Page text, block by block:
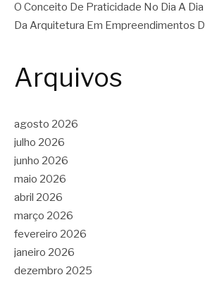
O Conceito De Praticidade No Dia A
Da Arquitetura Em Empreendimentos
Arquivos
agosto 2026
julho 2026
junho 2026
maio 2026
abril 2026
março 2026
fevereiro 2026
janeiro 2026
dezembro 2025